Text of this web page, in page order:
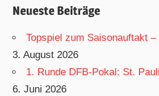
Neueste Beiträge
Topspiel zum Saisonauftakt
3. August 2026
1. Runde DFB-Pokal: St.
6. Juni 2026